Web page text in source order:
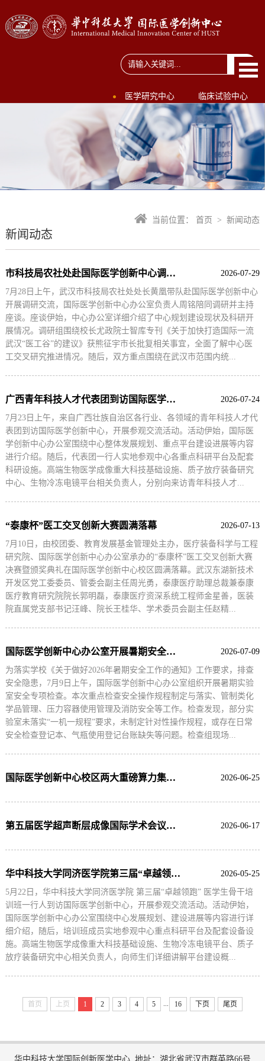
医学研究中心 临床试验中心
新闻动态
当前位置：首页 >新闻动态
市科技局农社处赴国际医学创新中心调研交流 2026-07-29
7月28日上午，武汉市科技局农社处处长黄凰带队赴国际医学创新中心
开展调研交流，国际医学创新中心办公室负责人周铭陪同调研并主持
座谈。座谈伊始，中心办公室详细介绍了中心规划建设现状及科研开
展情况。调研组围绕校长尤政院士智库专刊《关于加快打造国际一流
武汉“医工谷”的建议》获熊征宇市长批复相关事宜，全面了解中心医
工交叉研究推进情况。随后，双方重点围绕在武汉市范围内统...
广西青年科技人才代表团到访国际医学创新中心参观交流 2026-07-24
7月23日上午，来自广西壮族自治区各行业、各领域的青年科技人才代
表团到访国际医学创新中心，开展参观交流活动。活动伊始，国际医
学创新中心办公室围绕中心整体发展规划、重点平台建设进展等内容
进行介绍。随后，代表团一行人实地参观中心各重点科研平台及配套
科研设施。高端生物医学成像重大科技基础设施、质子放疗装备研究
中心、生物冷冻电镜平台相关负责人，分别向来访青年科技人才...
“泰康杯”医工交叉创新大赛圆满落幕 2026-07-13
7月10日，由校团委、教育发展基金管理处主办，医疗装备科学与工程
研究院、国际医学创新中心办公室承办的“泰康杯”医工交叉创新大赛
决赛暨颁奖典礼在国际医学创新中心校区圆满落幕。武汉东湖新技术
开发区党工委委员、管委会副主任周光勇，泰康医疗助理总裁兼泰康
医疗教育研究院院长郭明磊，泰康医疗资深系统工程师金星善，医装
院直属党支部书记汪峰、院长王桂华、学术委员会副主任赵精...
国际医学创新中心办公室开展暑期安全检查 2026-07-09
为落实学校《关于做好2026年暑期安全工作的通知》工作要求，排查
安全隐患，7月9日上午，国际医学创新中心办公室组织开展暑期实验
室安全专项检查。本次重点检查安全操作规程制定与落实、管制类化
学品管理、压力容器使用管理及消防安全等工作。检查发现，部分实
验室未落实“一机一规程”要求，未制定针对性操作规程，或存在日常
安全检查登记本、气瓶使用登记台账缺失等问题。检查组现场...
国际医学创新中心校区两大重磅算力集群赋能全校科研算力升级 2026-06-25
第五届医学超声断层成像国际学术会议在校举办 2026-06-17
华中科技大学同济医学院第三届“卓越领跑”医学生骨干培训班赴中心参观交流 2026-05-25
5月22日，华中科技大学同济医学院 第三届“卓越领跑” 医学生骨干培
训班一行人到访国际医学创新中心，开展参观交流活动。活动伊始，
国际医学创新中心办公室围绕中心发展规划、建设进展等内容进行详
细介绍，随后，培训班成员实地参观中心重点科研平台及配套设备设
施。高端生物医学成像重大科技基础设施、生物冷冻电镜平台、质子
放疗装备研究中心相关负责人，向师生们详细讲解平台建设概...
首页 上页 1 2 3 4 5 16 下页 尾页
华中科技大学国际创新医学中心 地址：湖北省武汉市群英路66号